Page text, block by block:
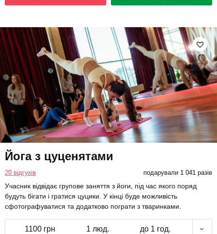
Йога з цуценятами
20 відгуків подарували 1 041 разів
Учасник відвідає групове заняття з йоги, під час якого поряд
будуть бігати і гратися цуцики. У кінці буде можливість
сфотографуватися та додатково пограти з тваринками.
1100 грн 1 люд. до 1 год.